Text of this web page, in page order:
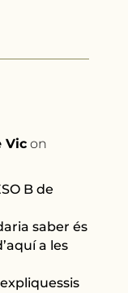
Vic on
B de
saber és
a les